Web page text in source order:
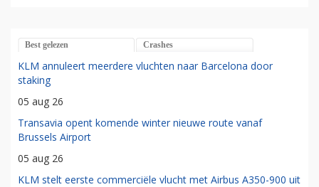
Best gelezen Crashes
KLM annuleert meerdere vluchten naar Barcelona door
staking
05 aug 26
Transavia opent komende winter nieuwe route vanaf
Brussels Airport
05 aug 26
KLM stelt eerste commerciële vlucht met Airbus A350-900 uit